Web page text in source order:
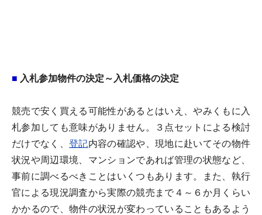
■ 入札参加物件の決定～入札価格の決定
競売で安く買える可能性があるとはいえ、やみくもに入
札参加しても意味がありません。３点セットによる検討
だけでなく、 登記内容の確認や、現地に赴いてその物件
状況や周辺環境、マンションであれば管理の状態など、
事前に調べるべきことはいくつもあります。また、執行
官による現況調査から実際の競売まで４～６か月くらい
かかるので、物件の状況が変わっていることもあるよう